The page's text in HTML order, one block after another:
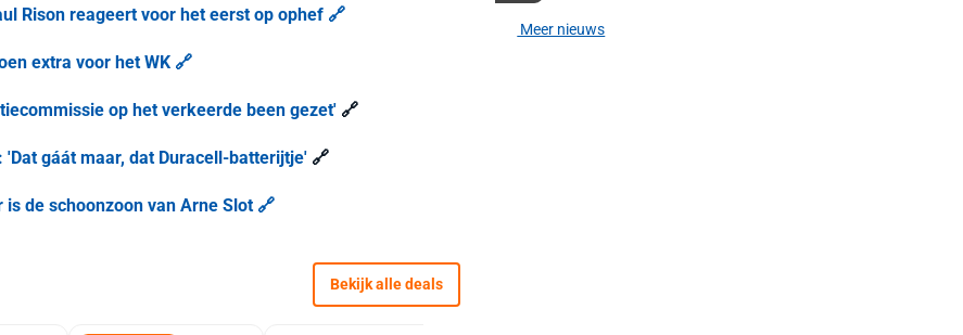
Rison reageert voor het eerst op ophef 🔗
extra voor het WK 🔗
op het verkeerde been gezet' 🔗
gáát maar, dat Duracell-batterijtje' 🔗
de schoonzoon van Arne Slot 🔗
Bekijk alle deals
Meer nieuws